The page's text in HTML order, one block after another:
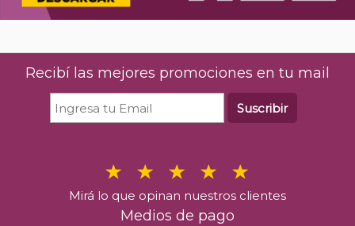
Recibí las mejores promociones en tu mail
Suscribir
Mirá lo que opinan nuestros clientes
Medios de pago